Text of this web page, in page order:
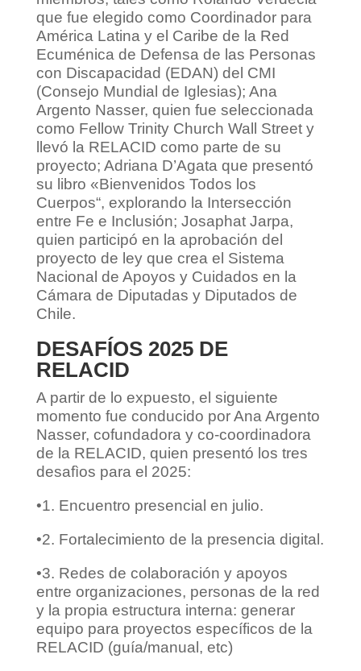
que fue elegido como Coordinador para
América Latina y el Caribe de la Red
Ecuménica de Defensa de las Personas
con Discapacidad (EDAN) del CMI
(Consejo Mundial de Iglesias); Ana
Argento Nasser, quien fue seleccionada
como Fellow Trinity Church Wall Street y
llevó la RELACID como parte de su
proyecto; Adriana D’Agata que presentó
su libro «Bienvenidos Todos los
Cuerpos“, explorando la Intersección
entre Fe e Inclusión; Josaphat Jarpa,
quien participó en la aprobación del
proyecto de ley que crea el Sistema
Nacional de Apoyos y Cuidados en la
Cámara de Diputadas y Diputados de
Chile.
DESAFÍOS 2025 DE
RELACID
A partir de lo expuesto, el siguiente
momento fue conducido por Ana Argento
Nasser, cofundadora y co-coordinadora
de la RELACID, quien presentó los tres
desafìos para el 2025:
•1. Encuentro presencial en julio.
•2. Fortalecimiento de la presencia digital.
•3. Redes de colaboración y apoyos
entre organizaciones, personas de la red
y la propia estructura interna: generar
equipo para proyectos específicos de la
RELACID (guía/manual, etc)